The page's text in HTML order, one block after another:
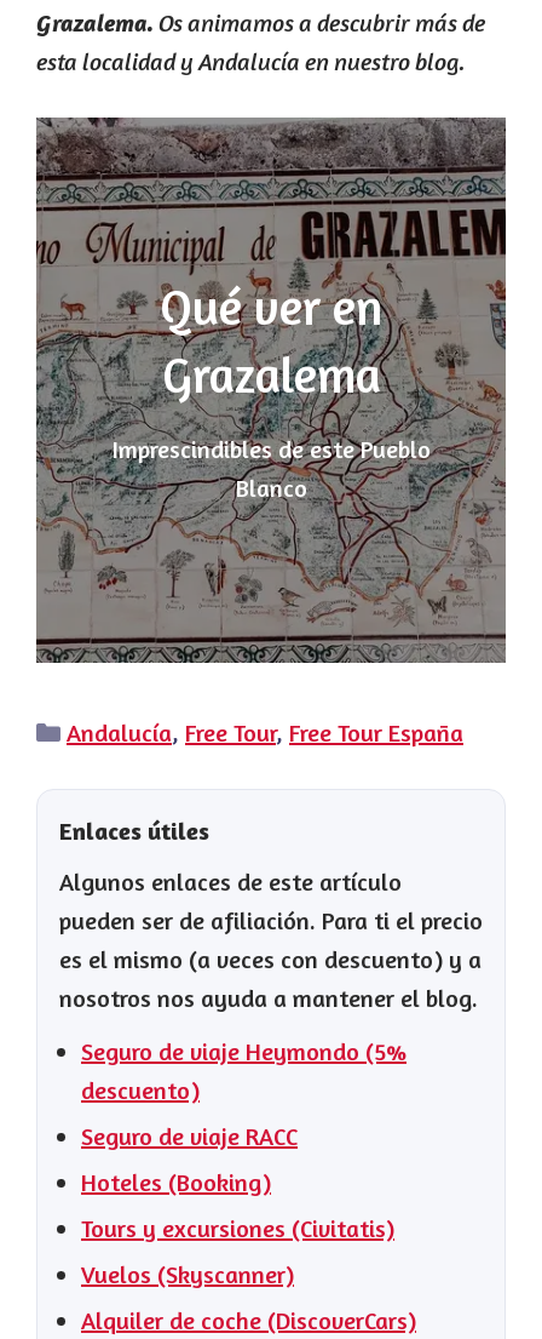
Grazalema. Os animamos a descubrir más de
esta localidad y Andalucía en nuestro blog.
Qué ver en
Grazalema
Imprescindibles de este Pueblo
Blanco
Categorías
Andalucía, Free Tour, Free Tour España
Enlaces útiles
Algunos enlaces de este artículo
pueden ser de afiliación. Para ti el precio
es el mismo (a veces con descuento) y a
nosotros nos ayuda a mantener el blog.
Seguro de viaje Heymondo (5%
descuento)
Seguro de viaje RACC
Hoteles (Booking)
Tours y excursiones (Civitatis)
Vuelos (Skyscanner)
Alquiler de coche (DiscoverCars)